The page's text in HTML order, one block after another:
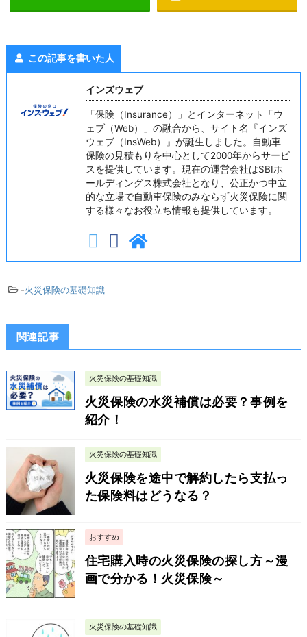
この記事を書いた人
インズウェブ
「保険（Insurance）」とインターネット「ウ
ェブ（Web）」の融合から、サイト名『インズ
ウェブ（InsWeb）』が誕生しました。自動車
保険の見積もりを中心として2000年からサービ
スを提供しています。現在の運営会社はSBIホ
ールディングス株式会社となり、公正かつ中立
的な立場で自動車保険のみならず火災保険に関
する様々なお役立ち情報も提供しています。
-火災保険の基礎知識
関連記事
火災保険の基礎知識
火災保険の水災補償は必要？事例を
紹介！
火災保険の基礎知識
火災保険を途中で解約したら支払っ
た保険料はどうなる？
おすすめ
住宅購入時の火災保険の探し方～漫
画で分かる！火災保険～
火災保険の基礎知識